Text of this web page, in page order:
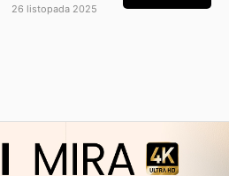
26 listopada 2025